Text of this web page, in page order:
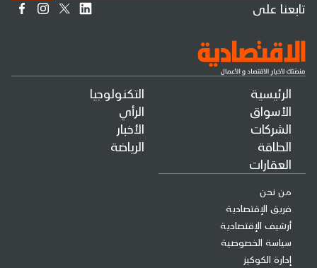
الرئيسية
الأسواق
الشركات
الطاقة
العقارات
التكنولوجيا
الرأي
الأخبار
الرياضة
من نحن
فريق الإقتصادية
أرشيف الإقتصادية
سياسة الخصوصية
إدارة الكوكيز
تابعنا على